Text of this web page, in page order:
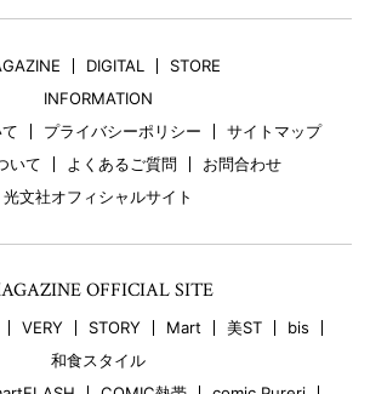
DIGITAL
STORE
INFORMATION
プライバシーポリシー
サイトマップ
いて
よくあるご質問
お問合わせ
光文社オフィシャルサイト
OFFICIAL SITE
VERY STORY Mart 美ST
bis
和食スタイル